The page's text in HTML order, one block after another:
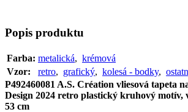
Popis produktu
Farba: metalická, krémová
Vzor:
retro, grafický, kolesá - bodky,
P492460081 A.S. Création vliesová tapeta
Design 2024 retro plastický kruhový motív,
53 cm